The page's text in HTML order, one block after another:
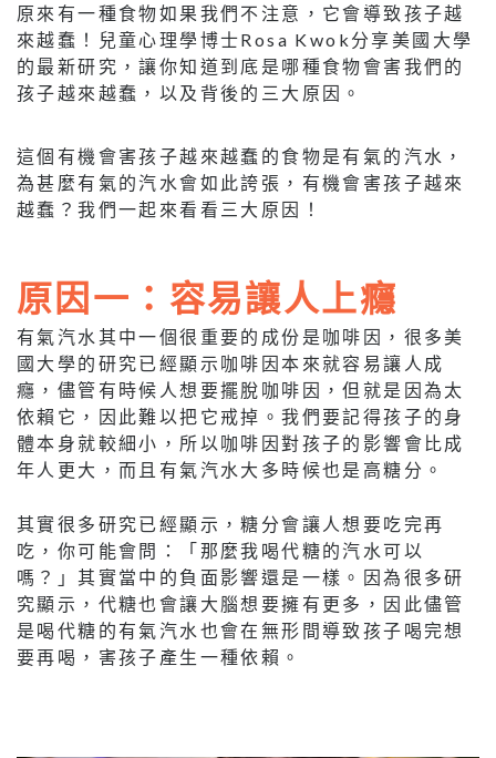
原來有一種食物如果我們不注意，它會導致孩子越
來越蠢！兒童心理學博士Rosa Kwok分享美國大學
的最新研究，讓你知道到底是哪種食物會害我們的
孩子越來越蠢，以及背後的三大原因。
這個有機會害孩子越來越蠢的食物是有氣的汽水，
為甚麼有氣的汽水會如此誇張，有機會害孩子越來
越蠢？我們一起來看看三大原因！
原因一：容易讓人上癮
有氣汽水其中一個很重要的成份是咖啡因，很多美
國大學的研究已經顯示咖啡因本來就容易讓人成
癮，儘管有時候人想要擺脫咖啡因，但就是因為太
依賴它，因此難以把它戒掉。我們要記得孩子的身
體本身就較細小，所以咖啡因對孩子的影響會比成
年人更大，而且有氣汽水大多時候也是高糖分。
其實很多研究已經顯示，糖分會讓人想要吃完再
吃，你可能會問：「那麼我喝代糖的汽水可以
嗎？」其實當中的負面影響還是一樣。因為很多研
究顯示，代糖也會讓大腦想要擁有更多，因此儘管
是喝代糖的有氣汽水也會在無形間導致孩子喝完想
要再喝，害孩子產生一種依賴。